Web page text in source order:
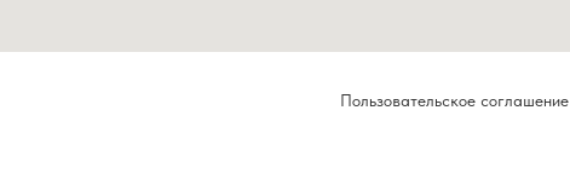
Пользовательское соглашение